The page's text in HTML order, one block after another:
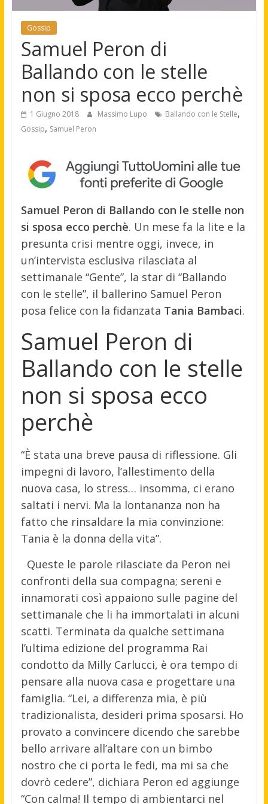
Gossip
Samuel Peron di
Ballando con le stelle
non si sposa ecco perchè
1 Giugno 2018 Massimo Lupo Ballando con le Stelle,
Gossip, Samuel Peron
Samuel Peron di Ballando con le stelle non
si sposa ecco perchè. Un mese fa la lite e la
presunta crisi mentre oggi, invece, in
un’intervista esclusiva rilasciata al
settimanale “Gente”, la star di “Ballando
con le stelle”, il ballerino Samuel Peron
posa felice con la fidanzata Tania Bambaci.
Samuel Peron di
Ballando con le stelle
non si sposa ecco
perchè
“È stata una breve pausa di riflessione. Gli
impegni di lavoro, l’allestimento della
nuova casa, lo stress… insomma, ci erano
saltati i nervi. Ma la lontananza non ha
fatto che rinsaldare la mia convinzione:
Tania è la donna della vita”.
Queste le parole rilasciate da Peron nei
confronti della sua compagna; sereni e
innamorati così appaiono sulle pagine del
settimanale che li ha immortalati in alcuni
scatti. Terminata da qualche settimana
l’ultima edizione del programma Rai
condotto da Milly Carlucci, è ora tempo di
pensare alla nuova casa e progettare una
famiglia. “Lei, a differenza mia, è più
tradizionalista, desideri prima sposarsi. Ho
provato a convincere dicendo che sarebbe
bello arrivare all’altare con un bimbo
nostro che ci porta le fedi, ma mi sa che
dovrò cedere”, dichiara Peron ed aggiunge
“Con calma! Il tempo di ambientarci nel